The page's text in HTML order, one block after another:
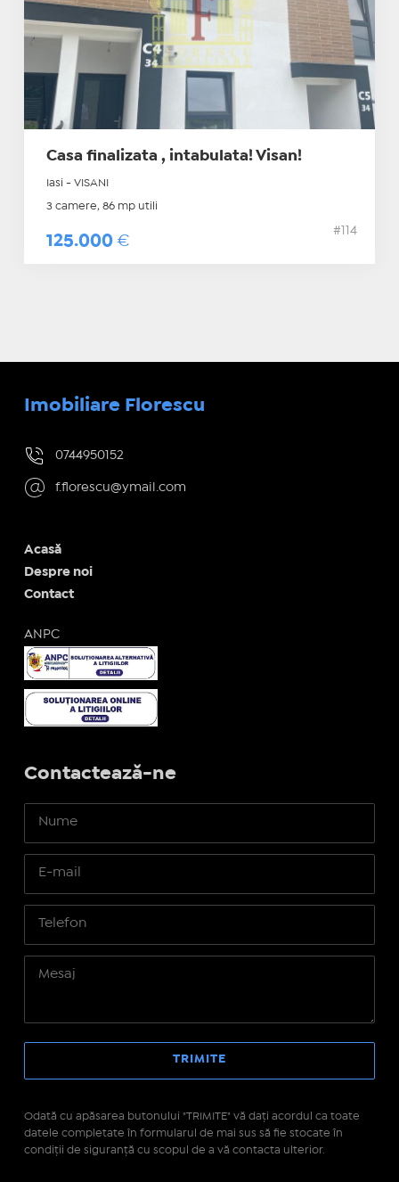
Casa finalizata , intabulata! Visan!
Iasi - VISANI
3 camere, 86 mp utili
125.000 €
#114
Imobiliare Florescu
0744950152
f.florescu@ymail.com
Acasă
Despre noi
Contact
ANPC
Contactează-ne
Odată cu apăsarea butonului "TRIMITE" vă daţi acordul ca toate
datele completate în formularul de mai sus să fie stocate în
condiţii de siguranţă cu scopul de a vă contacta ulterior.